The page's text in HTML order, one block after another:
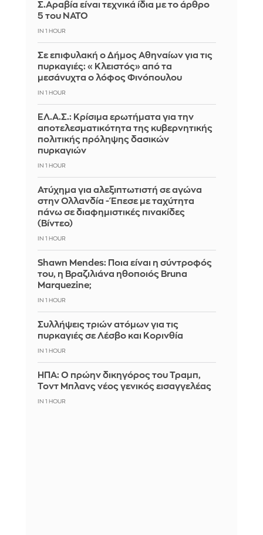
Σ.Αραβία είναι τεχνικά ίδια με το άρθρο
5 του ΝΑΤΟ
IN 1 HOUR
Σε επιφυλακή ο Δήμος Αθηναίων για τις
πυρκαγιές: «Κλειστός» από τα
μεσάνυχτα ο λόφος Φινόπουλου
IN 1 HOUR
ΕΛ.Α.Σ.: Κρίσιμα ερωτήματα για την
αποτελεσματικότητα της κυβερνητικής
πολιτικής πρόληψης δασικών
πυρκαγιών
IN 1 HOUR
Ατύχημα για αλεξιπτωτιστή σε αγώνα
στην Ολλανδία - Έπεσε με ταχύτητα
πάνω σε διαφημιστικές πινακίδες
(Βίντεο)
IN 1 HOUR
Shawn Mendes: Ποια είναι η σύντροφός
του, η Βραζιλιάνα ηθοποιός Bruna
Marquezine;
IN 1 HOUR
Συλλήψεις τριών ατόμων για τις
πυρκαγιές σε Λέσβο και Κορινθία
IN 1 HOUR
ΗΠΑ: Ο πρώην δικηγόρος του Τραμπ,
Τοντ Μπλανς νέος γενικός εισαγγελέας
IN 1 HOUR